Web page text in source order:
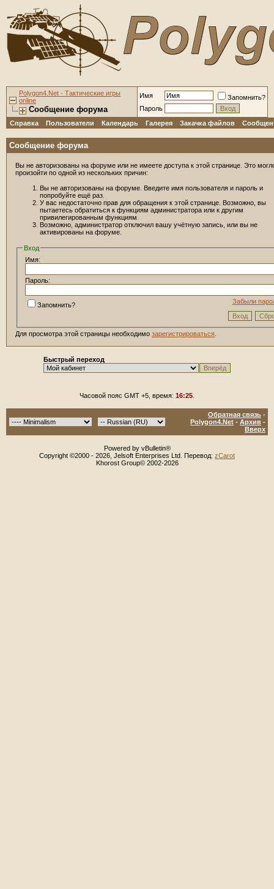
Polygon4.Net - Тактические игры
online
Сообщение форума
Имя
Запомнить?
Пароль
Справка
Пользователи Календарь Галерея Закачка файлов
Сообщение форума
Вы не авторизованы на форуме или не имеете доступа к этой странице. Это
произойти по одной из нескольких причин:
Вы не авторизованы на форуме. Введите имя пользователя и пароль и
попробуйте ещё раз.
У вас недостаточно прав для обращения к этой странице. Возможно, вы
пытаетесь обратиться к функциям администратора или к другим
привилегированным функциям.
Возможно, администратор отключил вашу учётную запись, или вы не
активированы на форуме.
Вход
Имя:
Пароль:
Забыли
Запомнить?
Для просмотра этой страницы необходимо зарегистрироваться
Быстрый переход
Часовой пояс GMT +5, время: 16:25
Обратная связь -
Polygon4.Net - Архив -
Вверх
Powered by vBulletin®
Copyright ©2000 - 2026, Jelsoft Enterprises Ltd. Перевод: zCarot
Khorost Group© 2002-2026